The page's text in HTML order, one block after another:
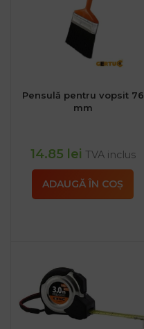
Pensulă pentru vopsit 76
mm
14.85 lei TVA inclus
ADAUGĂ ÎN COȘ